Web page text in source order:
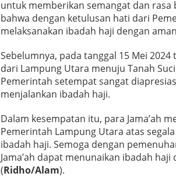
untuk memberikan semangat dan rasa
bahwa dengan ketulusan hati dari
melaksanakan ibadah haji dengan
Sebelumnya, pada tanggal 15 Mei
dari Lampung Utara menuju Tanah
Pemerintah setempat sangat
menjalankan ibadah haji.
Dalam kesempatan itu, para Jama’ah
Pemerintah Lampung Utara atas
ibadah haji. Semoga dengan
Jama’ah dapat menunaikan ibadah
(Ridho/Alam).